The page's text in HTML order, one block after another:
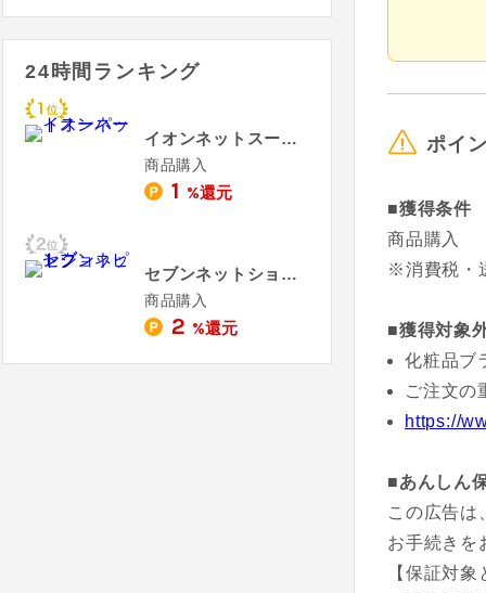
ポイ
■獲得条件
商品購入
※消費税・
■獲得対象
化粧品ブ
ご注文の
https://
■あんしん
この広告は
お手続きを
【保証対
24時間ランキング
イオンネットスーパー
商品購入
1 %還元
セブンネットショッピング
商品購入
2 %還元